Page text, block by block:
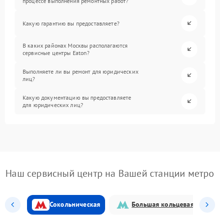
Какую гарантию вы предоставляете?
В каких районах Москвы располагаются
сервисные центры Eaton?
Выполняете ли вы ремонт для юридических
лиц?
Какую документацию вы предоставляете
для юридических лиц?
Наш сервисный центр на Вашей станции метро
Сокольническая Большая кольцевая